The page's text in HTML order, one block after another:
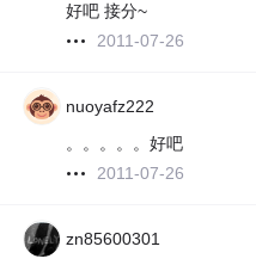
好吧 接分~
2011-07-26
nuoyafz222
。。。。。好吧
2011-07-26
zn85600301